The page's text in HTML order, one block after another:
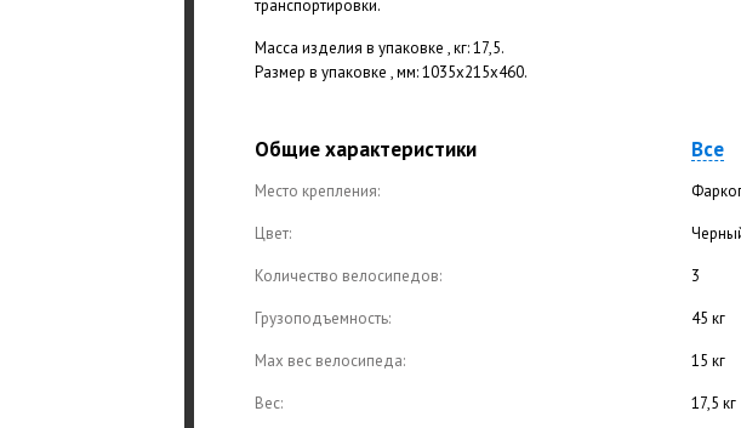
транспортировки.
Масса изделия в упаковке , кг: 17,5.
Размер в упаковке , мм: 1035х215х460.
Общие характеристики Все
Место крепления:
Цвет:
Количество велосипедов: 3
Грузоподъемность: 45 кг
Max вес велосипеда: 15 кг
Вес: 17,5 кг